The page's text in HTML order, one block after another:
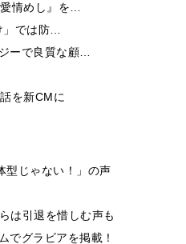
情めし』を…
では防…
ーで良質な顧…
を新CMに
型じゃない！」の声
は引退を惜しむ声も
グラビアを掲載！